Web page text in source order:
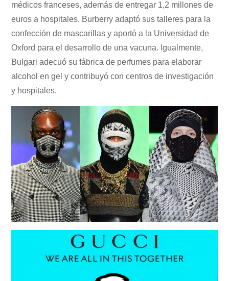
médicos franceses, además de entregar 1,2 millones de
euros a hospitales. Burberry adaptó sus talleres para la
confección de mascarillas y aportó a la Universidad de
Oxford para el desarrollo de una vacuna. Igualmente,
Bulgari adecuó su fábrica de perfumes para elaborar
alcohol en gel y contribuyó con centros de investigación
y hospitales.